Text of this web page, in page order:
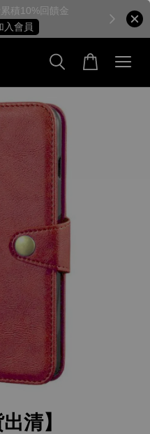
積10%回饋金
入會員
清】